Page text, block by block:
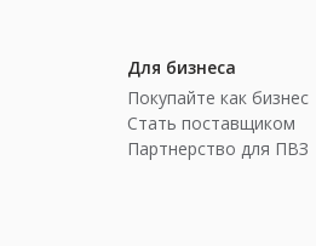
Для бизнеса
Покупайте как бизнес
Стать поставщиком
Партнерство для ПВЗ